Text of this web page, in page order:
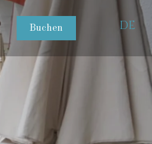
Buchen DE